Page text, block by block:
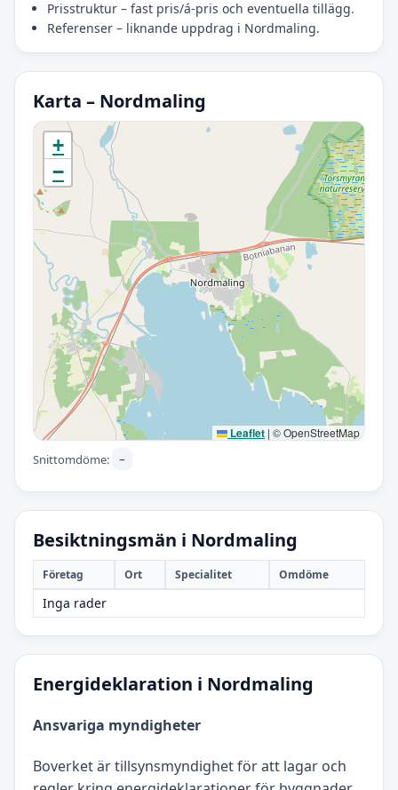
Prisstruktur – fast pris/á-pris och eventuella tillägg.
Referenser – liknande uppdrag i Nordmaling.
Karta – Nordmaling
Initierar karta…
+
−
Leaflet | © OpenStreetMap
Snittomdöme: –
Besiktningsmän i Nordmaling
Företag Ort Specialitet Omdöme
Inga rader
Energideklaration i Nordmaling
Ansvariga myndigheter
Boverket är tillsynsmyndighet för att lagar och